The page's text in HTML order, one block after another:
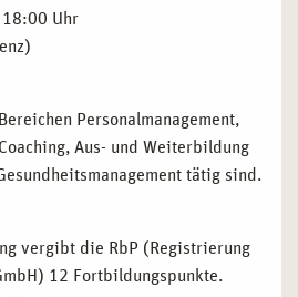
Uhr
Personalmanagement,
Aus- und Weiterbildung
tätig sind.
vergibt die RbP (Registrierung
12 Fortbildungspunkte.